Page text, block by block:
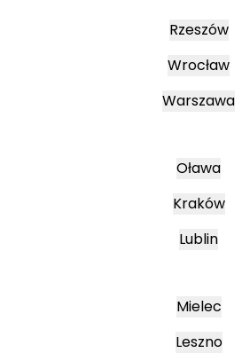
Rzeszów
Wrocław
Warszawa
Oława
Kraków
Lublin
Mielec
Leszno